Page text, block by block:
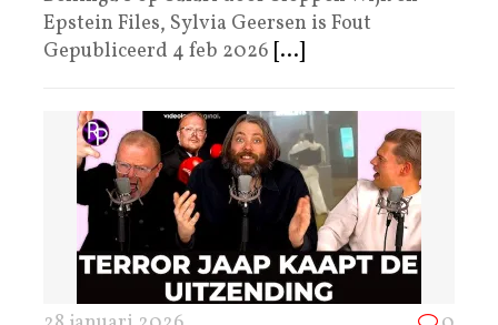
Epstein Files, Sylvia Geersen is Fout
Gepubliceerd 4 feb 2026 [...]